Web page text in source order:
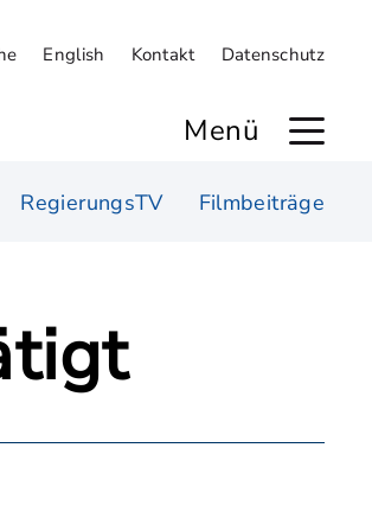
English Kontakt Datenschutz
Menü
RegierungsTV Filmbeiträge